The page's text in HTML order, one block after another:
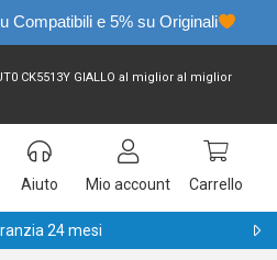
Compatibili e 5% su Originali
CK5513Y GIALLO al miglior al miglior
Aiuto
Mio account Carrello
24 mesi